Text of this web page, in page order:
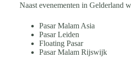
Naast evenementen in Gelderland
Pasar Malam Asia
Pasar Leiden
Floating Pasar
Pasar Malam Rijswijk